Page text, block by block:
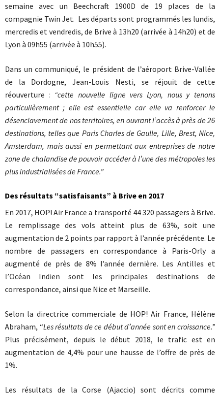
semaine avec un Beechcraft 1900D de 19 places de la
compagnie Twin Jet. Les départs sont programmés les lundis,
mercredis et vendredis, de Brive à 13h20 (arrivée à 14h20) et de
Lyon à 09h55 (arrivée à 10h55).
Dans un communiqué, le président de l’aéroport Brive-Vallée
de la Dordogne, Jean-Louis Nesti, se réjouit de cette
réouverture : “cette nouvelle ligne vers Lyon, nous y tenons
particulièrement ; elle est essentielle car elle va renforcer le
désenclavement de nos territoires, en ouvrant l’accès à près de 26
destinations, telles que Paris Charles de Gaulle, Lille, Brest, Nice,
Amsterdam, mais aussi en permettant aux entreprises de notre
zone de chalandise de pouvoir accéder à l’une des métropoles les
plus industrialisées de France.”
Des résultats “satisfaisants” à Brive en 2017
En 2017, HOP! Air France a transporté 44 320 passagers à Brive.
Le remplissage des vols atteint plus de 63%, soit une
augmentation de 2 points par rapport à l’année précédente. Le
nombre de passagers en correspondance à Paris-Orly a
augmenté de près de 8% l’année dernière. Les Antilles et
l’Océan Indien sont les principales destinations de
correspondance, ainsi que Nice et Marseille.
Selon la directrice commerciale de HOP! Air France, Hélène
Abraham, “Les résultats de ce début d’année sont en croissance.”
Plus précisément, depuis le début 2018, le trafic est en
augmentation de 4,4% pour une hausse de l’offre de près de
1%.
Les résultats de la Corse (Ajaccio) sont décrits comme